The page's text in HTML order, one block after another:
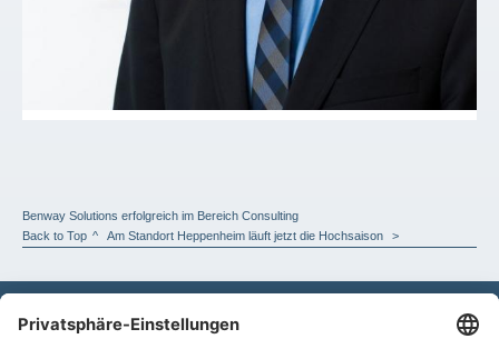
Benway Solutions erfolgreich im Bereich Consulting
Back to Top
Am Standort Heppenheim läuft jetzt die Hochsaison
Kontakt